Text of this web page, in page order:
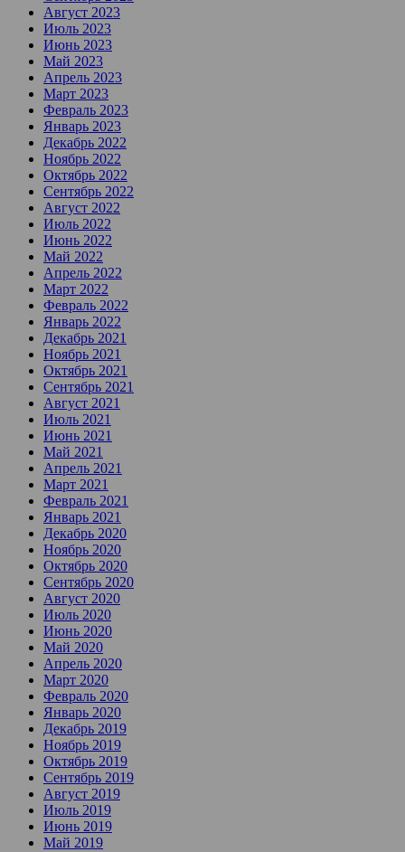
Август 2023
Июль 2023
Июнь 2023
Май 2023
Апрель 2023
Март 2023
Февраль 2023
Январь 2023
Декабрь 2022
Ноябрь 2022
Октябрь 2022
Сентябрь 2022
Август 2022
Июль 2022
Июнь 2022
Май 2022
Апрель 2022
Март 2022
Февраль 2022
Январь 2022
Декабрь 2021
Ноябрь 2021
Октябрь 2021
Сентябрь 2021
Август 2021
Июль 2021
Июнь 2021
Май 2021
Апрель 2021
Март 2021
Февраль 2021
Январь 2021
Декабрь 2020
Ноябрь 2020
Октябрь 2020
Сентябрь 2020
Август 2020
Июль 2020
Июнь 2020
Май 2020
Апрель 2020
Март 2020
Февраль 2020
Январь 2020
Декабрь 2019
Ноябрь 2019
Октябрь 2019
Сентябрь 2019
Август 2019
Июль 2019
Июнь 2019
Май 2019